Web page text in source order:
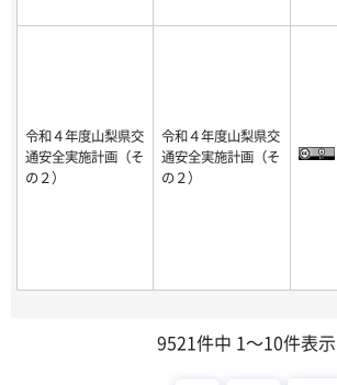
令和４年度山梨県交
通安全実施計画（そ
の２）
令和４年度山梨県交
通安全実施計画（そ
の２）
9521件中 1～10件表示